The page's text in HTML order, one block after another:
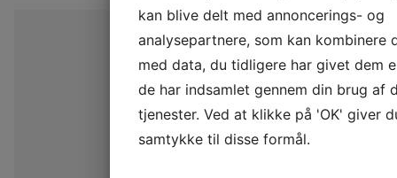
kan blive delt med annoncerings- og
analysepartnere, som kan kombinere
med data, du tidligere har givet dem
de har indsamlet gennem din brug af
tjenester. Ved at klikke på 'OK' giver
samtykke til disse formål.